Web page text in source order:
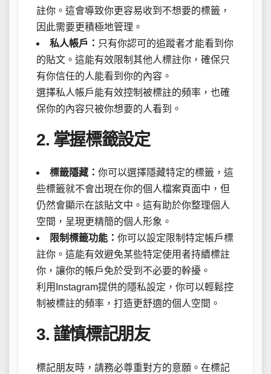
註你。這會導致你更容易收到不想要的標籤，
因此需要更積極地管理。
私人帳戶： 只有你認可的追蹤者才能看到你
的貼文。這能有效限制其他人標註你，確保只
有你信任的人能看到你的內容。
選擇私人帳戶能有效控制被標註的頻率，也確
保你的內容只被你想要的人看到。
2. 掌握標籤設定
標籤隱藏： 你可以選擇隱藏特定的標籤，這
些標籤就不會出現在你的個人檔案頁面中，但
仍然會顯示在該貼文中。這有助於你整理個人
空間，呈現更精簡的個人形象。
限制標籤功能： 你可以設定限制特定帳戶標
註你。這能有效避免某些特定使用者持續標註
你，讓你的帳戶免於受到不必要的幹擾。
利用Instagram提供的隱私設定，你可以輕鬆控
制被標註的頻率，打造更舒適的個人空間。
3. 謹慎標記朋友
標記朋友時，請務必尊重對方的意願。在標記